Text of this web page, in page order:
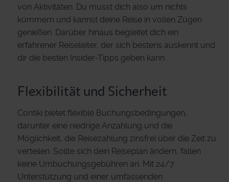
von Aktivitäten. Du musst dich also um nichts
kümmern und kannst deine Reise in vollen Zügen
genießen. Darüber hinaus begleitet dich ein
erfahrener Reiseleiter, der sich bestens auskennt und
dir die besten Insider-Tipps geben kann.
Flexibilität und Sicherheit
Contiki bietet flexible Buchungsbedingungen,
darunter eine niedrige Anzahlung und die
Möglichkeit, die Reisezahlung zinsfrei über die Zeit zu
verteilen. Sollte sich dein Reiseplan ändern, fallen
keine Umbuchungsgebühren an. Mit 24/7
Unterstützung und einer umfassenden